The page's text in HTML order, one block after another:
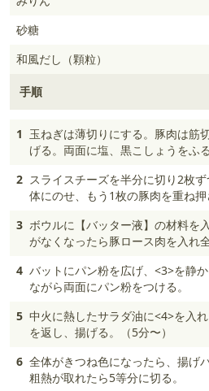
砂糖
和風だし（顆粒）
手順
1 玉ねぎは薄切りにする。豚肉は筋
げる。両面に塩、黒こしょうをふる
2 スライスチーズを半分に切り2枚
体にのせ、もう1枚の豚肉を重ね押
3 ボウルに【バッター液】の材料を
がなくなったら豚ロース肉を入れ
4 バットにパン粉を広げ、<3>を静
ながら両面にパン粉をつける。
5 中火に熱したサラダ油に<4>を入
を返し、揚げる。（5分〜）
6 全体がきつね色になったら、揚げ
粗熱が取れたら5等分に切る。